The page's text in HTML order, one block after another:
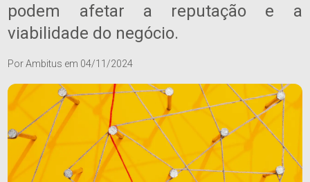
podem afetar a reputação e a
viabilidade do negócio.
PorAmbitus em 04/11/2024